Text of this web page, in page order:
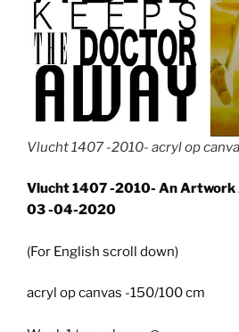
Vlucht 1407 -2010- acryl op
Vlucht 1407 -2010- An Artwork
03 -04-2020
(For English scroll down)
acryl op canvas -150/100 cm